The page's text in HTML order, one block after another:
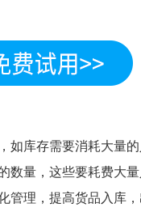
如库存需要消耗大量
量，这些要耗费大量
理，提高货品入库